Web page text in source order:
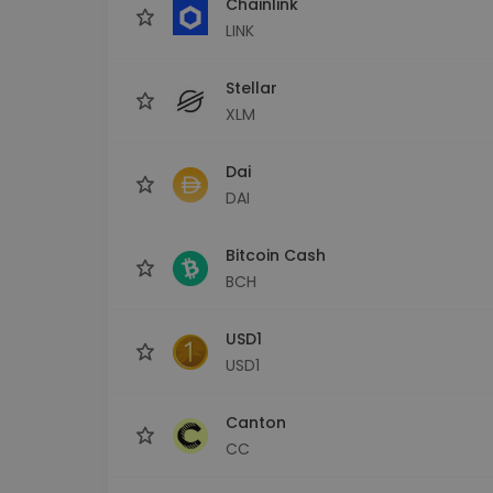
LINK
Stellar
XLM
Dai
DAI
Bitcoin Cash
BCH
USD1
USD1
Canton
CC